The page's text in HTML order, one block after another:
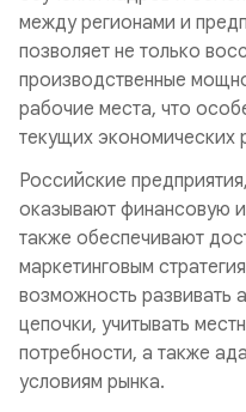
между регионами и
позволяет не только
производственные
рабочие места, что
текущих экономических
Российские
оказывают финансовую
также обеспечивают
маркетинговым
возможность развивать
цепочки, учитывать
потребности, а также
условиям рынка.